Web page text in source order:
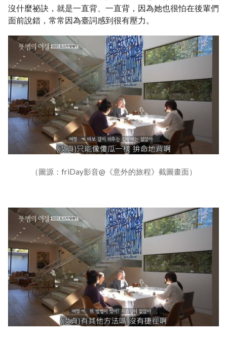
沒什麼祕訣，就是一直背、一直背，因為她也很怕在後輩們
面前說錯，常常因為臺詞感到很有壓力。
（圖源：friDay影音@《意外的旅程》截圖畫面）